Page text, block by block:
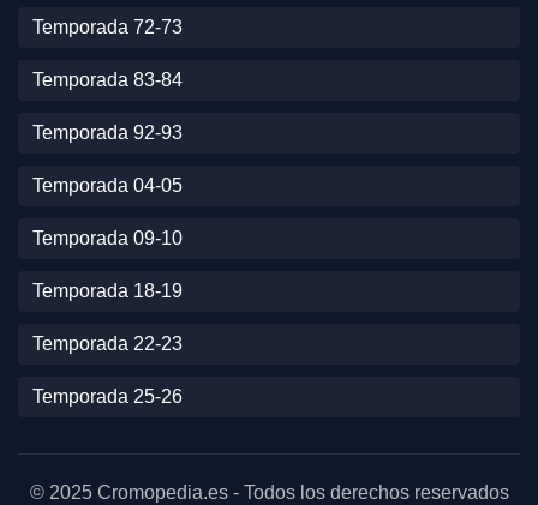
Temporada 72-73
Temporada 83-84
Temporada 92-93
Temporada 04-05
Temporada 09-10
Temporada 18-19
Temporada 22-23
Temporada 25-26
© 2025 Cromopedia.es - Todos los derechos reservados